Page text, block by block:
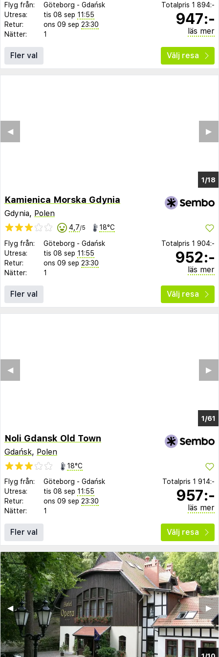
Flyg från: Göteborg - Gdańsk
Utresa:
tis 08 sep 11:55
Retur:
ons 09 sep 23:30
Nätter:
1
Totalpris 1 894:-
947:-
läs mer
Fler val Välj resa
1/8
▶︎
◀︎
Kamienica Morska Gdynia
Gdynia, Polen
4,7/5 18°C
Flyg från: Göteborg - Gdańsk
Utresa:
tis 08 sep 11:55
Retur:
ons 09 sep 23:30
Nätter:
1
Totalpris 1 904:-
952:-
läs mer
Fler val Välj resa
1/53
▶︎
◀︎
Noli Gdansk Old Town
Gdańsk, Polen
18°C
Flyg från:
Göteborg - Gdańsk
Utresa:
tis 08 sep 11:55
Retur:
ons 09 sep 23:30
Nätter:
1
Totalpris 1 914:-
957:-
läs mer
Fler val Välj resa
▶︎
◀︎